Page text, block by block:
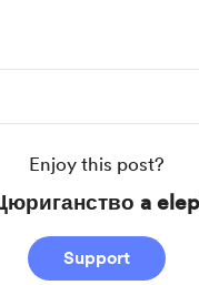
Enjoy this post?
a
Support